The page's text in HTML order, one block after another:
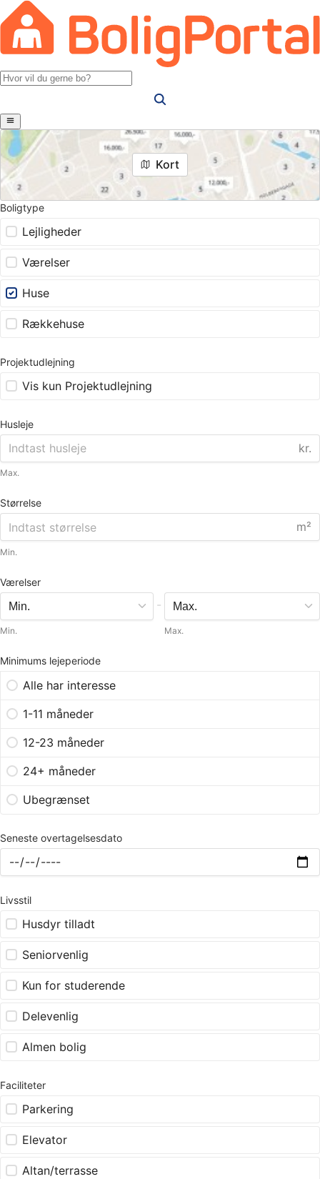
Kort
Boligtype
Lejligheder
Værelser
Huse
Rækkehuse
Projektudlejning
Vis kun Projektudlejning
Husleje
kr.
Max.
Størrelse
m²
Min.
Værelser
Min.
-
Max.
Minimums lejeperiode
Alle har interesse
1-11 måneder
12-23 måneder
24+ måneder
Ubegrænset
Seneste overtagelsesdato
Livsstil
Husdyr tilladt
Seniorvenlig
Kun for studerende
Delevenlig
Almen bolig
Faciliteter
Parkering
Elevator
Altan/terrasse